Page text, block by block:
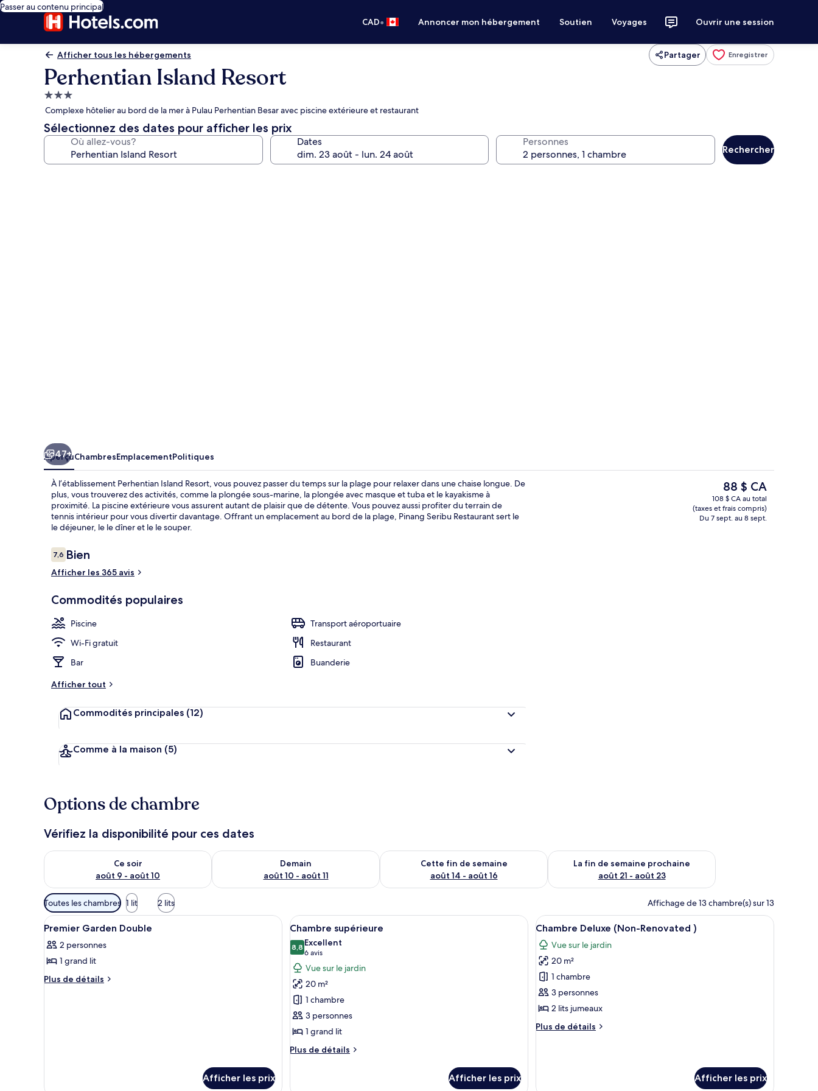
Passer au contenu principal
CAD• Annoncer mon hébergement Soutien Voyages Ouvrir une session
Afficher tous les hébergements Partager Enregistrer
Perhentian Island Resort
Hébergement
3.0 étoiles
Complexe hôtelier au bord de la mer à Pulau Perhentian Besar avec piscine extérieure et restaurant
Sélectionnez des dates pour afficher les prix
Où allez-vous? Dates Personnes
Rechercher
Intérieur Terrasse/patio
47+
AperçuChambresEmplacementPolitiques
À l’établissement Perhentian Island Resort, vous pouvez passer du temps sur la plage pour relaxer dans une chaise longue. De
plus, vous trouverez des activités, comme la plongée sous-marine, la plongée avec masque et tuba et le kayakisme à
proximité. La piscine extérieure vous assurent autant de plaisir que de détente. Vous pouvez aussi profiter du terrain de
tennis intérieur pour vous divertir davantage. Offrant un emplacement au bord de la plage, Pinang Seribu Restaurant sert le
le déjeuner, le le dîner et le le souper.
Avis
7,67,6 sur 10 –
Bien
Afficher les 365 avis
Commodités populaires
Piscine
Transport aéroportuaire
Wi-Fi gratuit
Restaurant
Bar
Buanderie
Afficher tout
Commodités principales (12)
Comme à la maison (5)
Le
prix
actuel
est
88 $ CA
108 $ CA au total
(taxes et frais compris)
Du 7 sept. au 8 sept.
Options de chambre
Vérifiez la disponibilité pour ces dates
Ce soir
août 9 - août 10
Vérifier la disponibilité pour ce soir août 9 - août 10
Demain
août 10 - août 11
Vérifier la disponibilité pour demain août 10 - août 11
Cette fin de semaine
août 14 - août 16
Vérifier la disponibilité pour cette fin de semaine août 14 - août 16
La fin de semaine prochaine
août 21 - août 23
Vérifier la disponibilité pour la fin de semaine prochaine août
Filtres
disponibles
pour
chambres
Toutes les chambres 1 lit 2 lits Affichage de 13 chambre(s) sur 13
Afficher
toutes
les
photos
pour
Bureau, fer et planche à repasser
5
Premier Garden Double
2 personnes
1 grand lit
Plus de détails
Plus
Afficher les prix
Afficher
toutes
les
photos
pour
ce
type
de
chambre :
Chambre
Une chambre à coucher moderne avec un grand lit, des lampes de chevet et une vue sur l’extérieur par une
3
Chambre supérieure
8,88,8 sur 10
Excellent
6 avis
(6 avis)
Vue sur le jardin
20 m²
1 chambre
3 personnes
1 grand lit
Plus de détails
Plus
Afficher les prix
Afficher
toutes
les
photos
pour
ce
type
chambre :
Une chambre d’hôtel avec un grand lit, un
3
Chambre Deluxe (Non-Renovated )
Vue sur le jardin
20 m²
1 chambre
3 personnes
2 lits jumeaux
Plus de détails
Plus
Afficher les prix